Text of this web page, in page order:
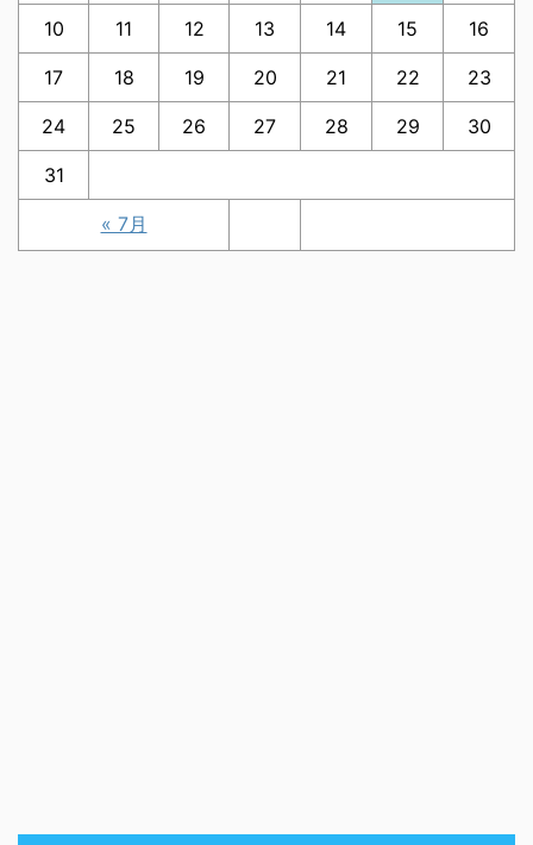
« 7月
10 11 12 13 14 15 16
17 18 19 20 21 22 23
24 25 26 27 28 29 30
31